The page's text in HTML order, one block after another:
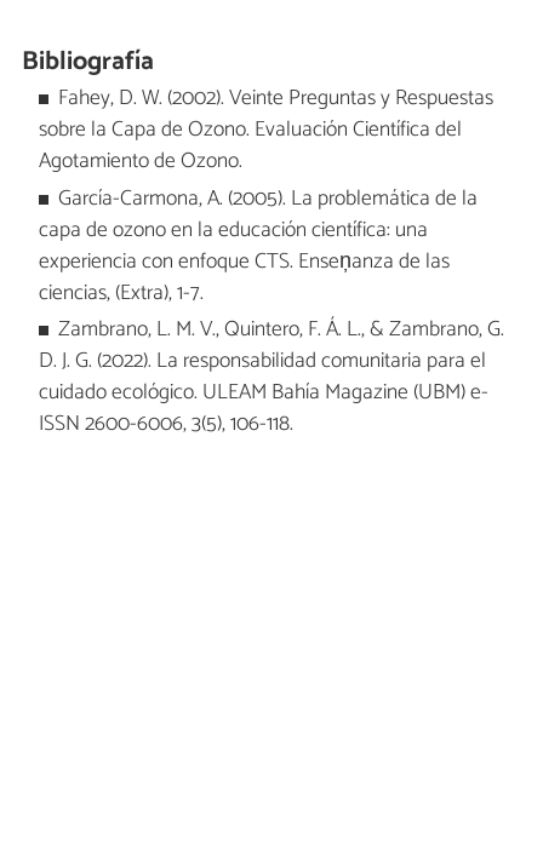
Bibliografía
Fahey, D. W. (2002). Veinte Preguntas y Respuestas
sobre la Capa de Ozono. Evaluación Científica del
Agotamiento de Ozono.
García-Carmona, A. (2005). La problemática de la
capa de ozono en la educación científica: una
experiencia con enfoque CTS. Enseņanza de las
ciencias, (Extra), 1-7.
Zambrano, L. M. V., Quintero, F. Á. L., & Zambrano, G.
D. J. G. (2022). La responsabilidad comunitaria para el
cuidado ecológico. ULEAM Bahía Magazine (UBM) e-
ISSN 2600-6006, 3(5), 106-118.